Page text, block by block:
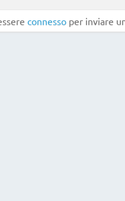
connessoper inviare